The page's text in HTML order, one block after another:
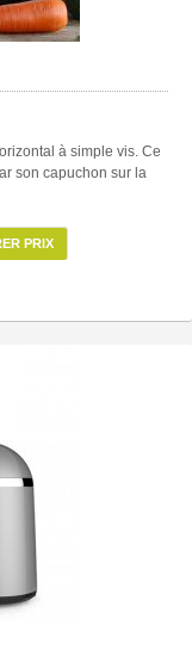
à simple vis. Ce
son capuchon sur la
PRIX